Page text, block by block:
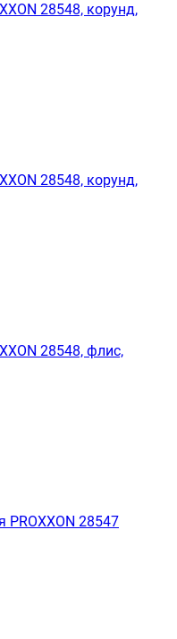
28548, корунд,
28548, корунд,
28548, флис,
28547